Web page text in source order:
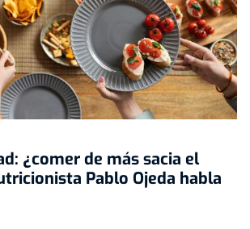
¿comer de más sacia el
Pablo Ojeda habla